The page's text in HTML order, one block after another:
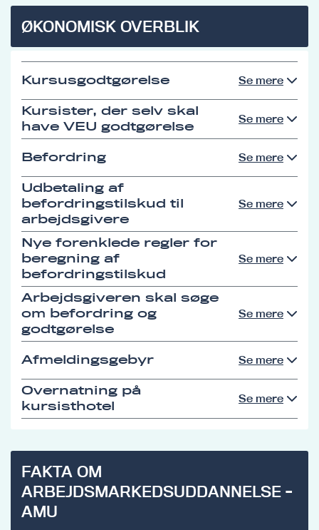
ØKONOMISK OVERBLIK
Kursusgodtgørelse Se mere
Kursister, der selv skal
have VEU godtgørelse
Se mere
Befordring Se mere
Udbetaling af
befordringstilskud til
arbejdsgivere
Se mere
Nye forenklede regler for
beregning af
befordringstilskud
Se mere
Arbejdsgiveren skal søge
om befordring og
godtgørelse
Se mere
Afmeldingsgebyr Se mere
Overnatning på
kursisthotel
Se mere
FAKTA OM
ARBEJDSMARKEDSUDDANNELSE -
AMU